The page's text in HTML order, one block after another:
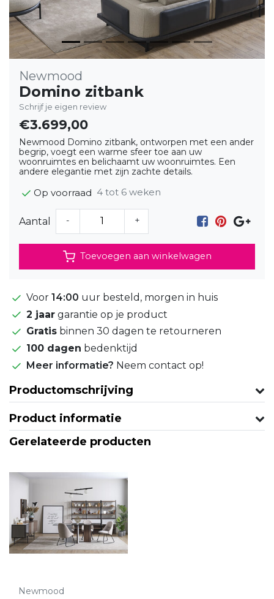
Newmood
Domino zitbank
Schrijf je eigen review
€3.699,00
Newmood Domino zitbank, ontworpen met een ander
begrip, voegt een warme sfeer toe aan uw
woonruimtes en belichaamt uw woonruimtes. Een
andere elegantie met zijn zachte details.
Op voorraad 4 tot 6 weken
Aantal - +
Toevoegen aan winkelwagen
Voor 14:00 uur besteld, morgen in huis
2 jaar garantie op je product
Gratis binnen 30 dagen te retourneren
100 dagen bedenktijd
Meer informatie? Neem contact op!
Productomschrijving
Product informatie
Gerelateerde producten
Newmood